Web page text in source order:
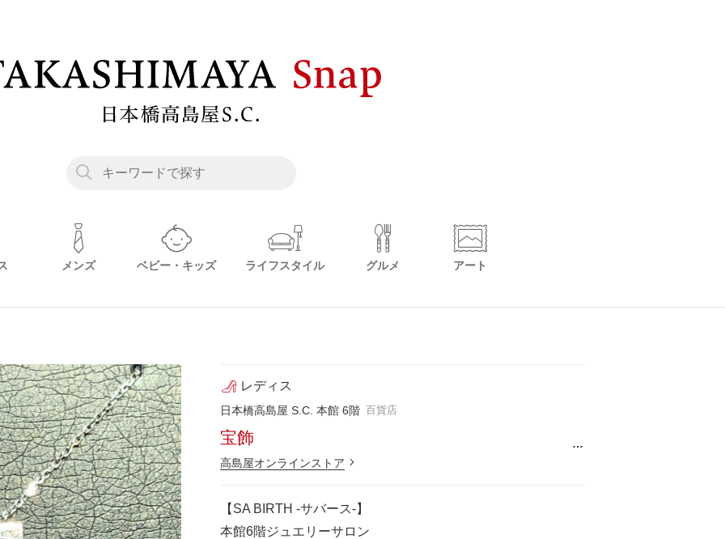
メンズ ベビー・キッズ ライフスタイル グルメ アート
レディス
日本橋高島屋 S.C. 本館 6階 百貨店
宝飾
…
高島屋オンラインストア
【SA BIRTH -サバース-】
本館6階ジュエリーサロン